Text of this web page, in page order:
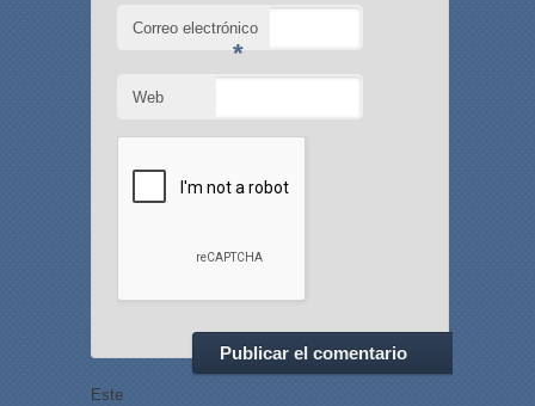
Correo electrónico
*
Web
Este